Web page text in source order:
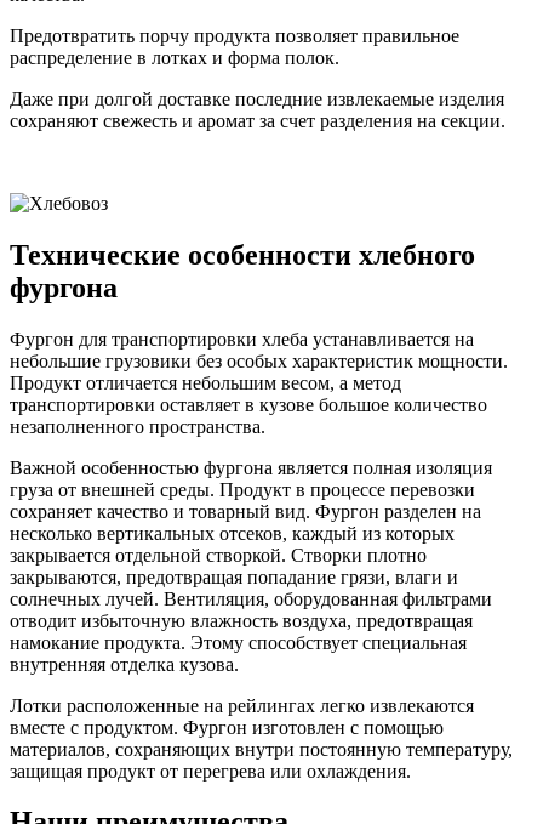
Предотвратить порчу продукта позволяет правильное
распределение в лотках и форма полок.
Даже при долгой доставке последние извлекаемые изделия
сохраняют свежесть и аромат за счет разделения на секции.
Технические особенности хлебного
фургона
Фургон для транспортировки хлеба устанавливается на
небольшие грузовики без особых характеристик мощности.
Продукт отличается небольшим весом, а метод
транспортировки оставляет в кузове большое количество
незаполненного пространства.
Важной особенностью фургона является полная изоляция
груза от внешней среды. Продукт в процессе перевозки
сохраняет качество и товарный вид. Фургон разделен на
несколько вертикальных отсеков, каждый из которых
закрывается отдельной створкой. Створки плотно
закрываются, предотвращая попадание грязи, влаги и
солнечных лучей. Вентиляция, оборудованная фильтрами
отводит избыточную влажность воздуха, предотвращая
намокание продукта. Этому способствует специальная
внутренняя отделка кузова.
Лотки расположенные на рейлингах легко извлекаются
вместе с продуктом. Фургон изготовлен с помощью
материалов, сохраняющих внутри постоянную температуру,
защищая продукт от перегрева или охлаждения.